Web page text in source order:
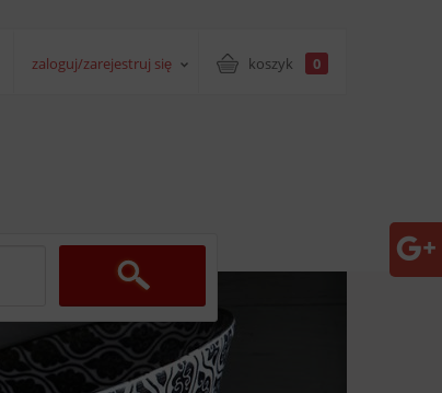
zaloguj/zarejestruj się koszyk 0